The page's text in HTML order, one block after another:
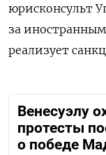
юрисконсульт
за
реализует
Венесуэлу
протесты
о победе